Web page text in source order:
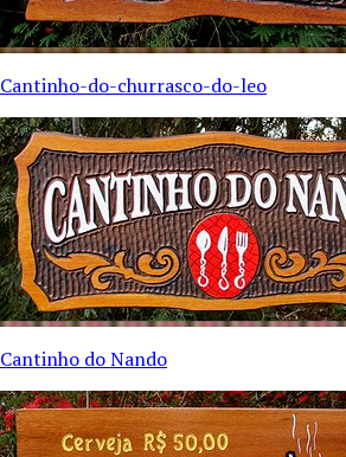
Cantinho-do-churrasco-do-leo
Cantinho do Nando